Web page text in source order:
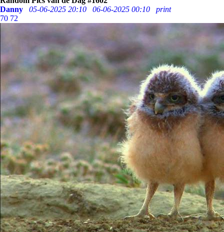
Danny
05-06-2025 20:10 06-06-2025 00:10
print
70 72